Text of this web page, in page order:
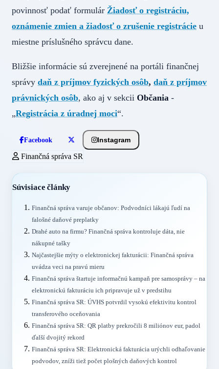
povinnosť podať formulár Žiadosť o registráciu,
oznámenie zmien a žiadosť o zrušenie registrácie u
miestne príslušného správcu dane.
Bližšie informácie sú zverejnené na portáli finančnej
správy daň z príjmov fyzických osôb, daň z príjmov
právnických osôb, ako aj v sekcii Občania -
„Registrácia z úradnej moci“.
Facebook Instagram
Finančná správa SR
Súvisiace články
Finančná správa varuje občanov: Podvodníci lákajú ľudí na
falošné daňové preplatky
Drahé auto na firmu? Finančná správa kontroluje dáta, nie
nákupné tašky
Najčastejšie mýty o elektronickej fakturácii: Finančná správa
uvádza veci na pravú mieru
Finančná správa štartuje informačnú kampaň pre samosprávy – na
elektronickú fakturáciu ich pripravuje už v predstihu
Finančná správa SR: ÚVHS potvrdil vysokú efektivitu kontrol
transferového oceňovania
Finančná správa SR: QR platby prekročili 8 miliónov eur, padol
ďalší dvojitý rekord
Finančná správa SR: Elektronická fakturácia urýchli odhaľovanie
podvodov, zníži tiež počet plošných daňových kontrol